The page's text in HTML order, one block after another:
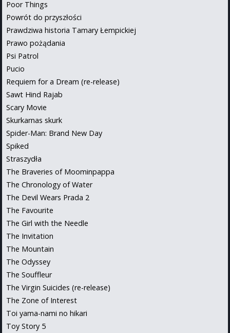
Poor Things
Powrót do przyszłości
Prawdziwa historia Tamary Łempickiej
Prawo pożądania
Psi Patrol
Pucio
Requiem for a Dream (re-release)
Sawt Hind Rajab
Scary Movie
Skurkarnas skurk
Spider-Man: Brand New Day
Spiked
Straszydła
The Braveries of Moominpappa
The Chronology of Water
The Devil Wears Prada 2
The Favourite
The Girl with the Needle
The Invitation
The Mountain
The Odyssey
The Souffleur
The Virgin Suicides (re-release)
The Zone of Interest
Toi yama-nami no hikari
Toy Story 5